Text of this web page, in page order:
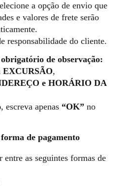
a opção de envio que
e valores de frete serão
responsabilidade do cliente.
de observação:
EXCURSÃO,
e HORÁRIO DA
, escreva apenas “OK” no
de pagamento
entre as seguintes formas de